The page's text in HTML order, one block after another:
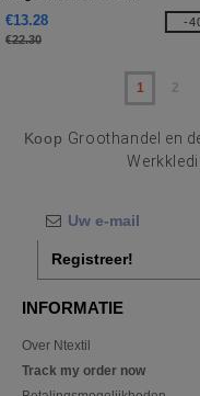
€13.28
€22.30
-
1 2
Koop Groothandel en
Registreer!
INFORMATIE
Over Ntextil
Track my order now